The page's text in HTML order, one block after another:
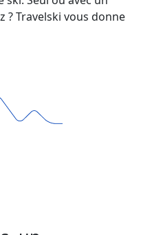
? Travelski vous donne